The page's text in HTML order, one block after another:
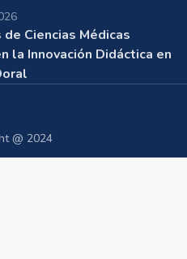
Ciencias Médicas
la Innovación Didáctica en
@ 2024